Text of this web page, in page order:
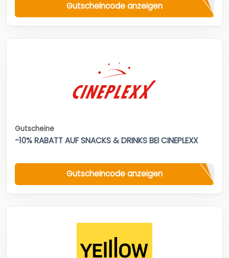
Gutscheincode anzeigen
Gutscheine
-10% RABATT AUF SNACKS & DRINKS BEI CINEPLEXX
Gutscheincode anzeigen